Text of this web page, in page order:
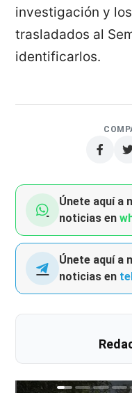
investigación y
trasladados al
identificarlos.
Únete aquí a
noticias en
Únete aquí a
noticias en